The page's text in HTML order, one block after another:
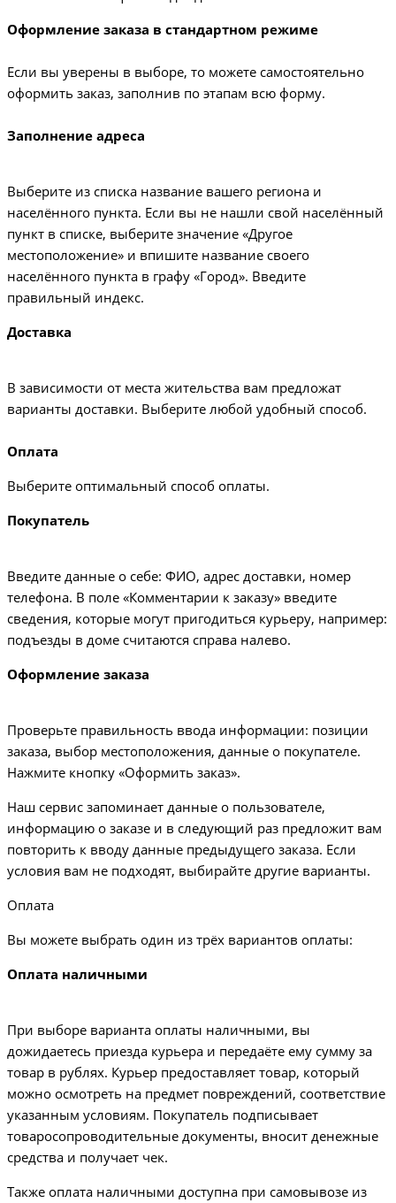
Оформление заказа в стандартном режиме
Если вы уверены в выборе, то можете самостоятельно
оформить заказ, заполнив по этапам всю форму.
Заполнение адреса
Выберите из списка название вашего региона и
населённого пункта. Если вы не нашли свой населённый
пункт в списке, выберите значение «Другое
местоположение» и впишите название своего
населённого пункта в графу «Город». Введите
правильный индекс.
Доставка
В зависимости от места жительства вам предложат
варианты доставки. Выберите любой удобный способ.
Оплата
Выберите оптимальный способ оплаты.
Покупатель
Введите данные о себе: ФИО, адрес доставки, номер
телефона. В поле «Комментарии к заказу» введите
сведения, которые могут пригодиться курьеру, например:
подъезды в доме считаются справа налево.
Оформление заказа
Проверьте правильность ввода информации: позиции
заказа, выбор местоположения, данные о покупателе.
Нажмите кнопку «Оформить заказ».
Наш сервис запоминает данные о пользователе,
информацию о заказе и в следующий раз предложит вам
повторить к вводу данные предыдущего заказа. Если
условия вам не подходят, выбирайте другие варианты.
Оплата
Вы можете выбрать один из трёх вариантов оплаты:
Оплата наличными
При выборе варианта оплаты наличными, вы
дожидаетесь приезда курьера и передаёте ему сумму за
товар в рублях. Курьер предоставляет товар, который
можно осмотреть на предмет повреждений, соответствие
указанным условиям. Покупатель подписывает
товаросопроводительные документы, вносит денежные
средства и получает чек.
Также оплата наличными доступна при самовывозе из